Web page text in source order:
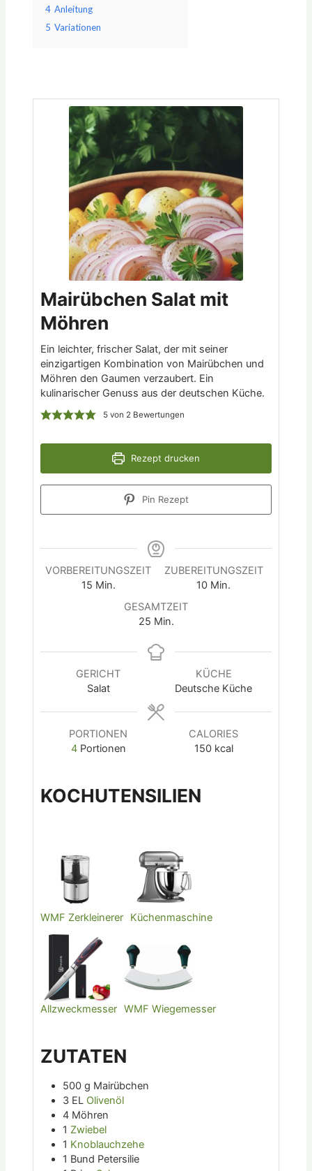
4 Anleitung
5 Variationen
Mairübchen Salat mit
Möhren
Ein leichter, frischer Salat, der mit seiner
einzigartigen Kombination von Mairübchen und
Möhren den Gaumen verzaubert. Ein
kulinarischer Genuss aus der deutschen Küche.
5 von 2 Bewertungen
Rezept drucken
Pin Rezept
VORBEREITUNGSZEIT
15 Min.
ZUBEREITUNGSZEIT
10 Min.
GESAMTZEIT
25 Min.
GERICHT
Salat
KÜCHE
Deutsche Küche
PORTIONEN
4 Portionen
CALORIES
150 kcal
KOCHUTENSILIEN
WMF Zerkleinerer Küchenmaschine
Allzweckmesser WMF Wiegemesser
ZUTATEN
500 g Mairübchen
3 EL Olivenöl
4 Möhren
1 Zwiebel
1 Knoblauchzehe
1 Bund Petersilie